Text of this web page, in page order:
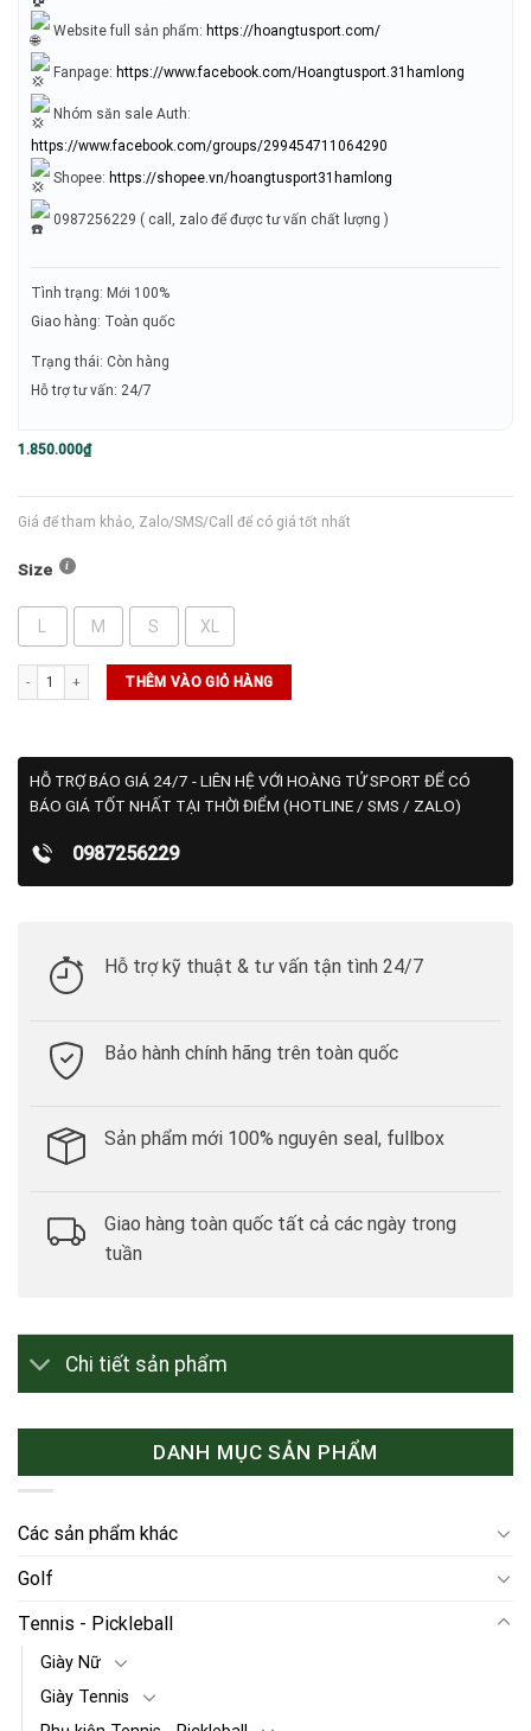
Website full sản phẩm: https://hoangtusport.com/
Fanpage: https://www.facebook.com/Hoangtusport.31hamlong
Nhóm săn sale Auth:
https://www.facebook.com/groups/299454711064290
Shopee: https://shopee.vn/hoangtusport31hamlong
0987256229 ( call, zalo để được tư vấn chất lượng )
Tình trạng: Mới 100%
Giao hàng: Toàn quốc
Trạng thái: Còn hàng
Hỗ trợ tư vấn: 24/7
1.850.000₫
Giá để tham khảo, Zalo/SMS/Call để có giá tốt nhất
Size
L M S XL
Áo Pickleball Joola Cổ Tàu - Trắng số lượng
THÊM VÀO GIỎ HÀNG
HỖ TRỢ BÁO GIÁ 24/7 - LIÊN HỆ VỚI HOÀNG TỬ SPORT ĐỂ CÓ
BÁO GIÁ TỐT NHẤT TẠI THỜI ĐIỂM (HOTLINE / SMS / ZALO)
0987256229
Hỗ trợ kỹ thuật & tư vấn tận tình 24/7
Bảo hành chính hãng trên toàn quốc
Sản phẩm mới 100% nguyên seal, fullbox
Giao hàng toàn quốc tất cả các ngày trong
tuần
Chi tiết sản phẩm
DANH MỤC SẢN PHẨM
Các sản phẩm khác
Golf
Tennis - Pickleball
Giày Nữ
Giày Tennis